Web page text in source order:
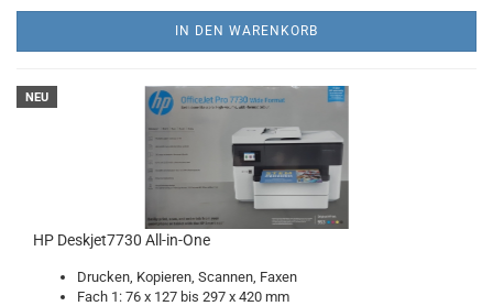
IN DEN WARENKORB
NEU
HP Deskjet7730 All-in-One
Drucken, Kopieren, Scannen, Faxen
Fach 1: 76 x 127 bis 297 x 420 mm